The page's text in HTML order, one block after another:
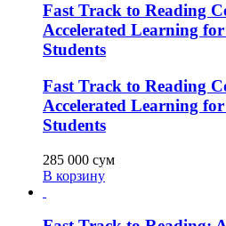
Fast Track to Reading
Accelerated Learning
Students
Fast Track to Reading
Accelerated Learning
Students
285 000 сум
В корзину